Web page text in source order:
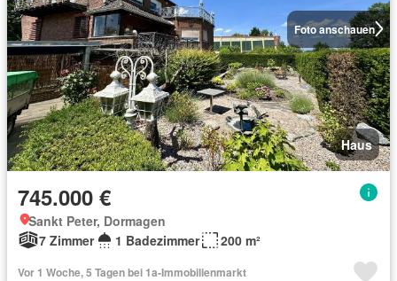
Foto anschauen
Haus
745.000 €
Sankt Peter, Dormagen
7 Zimmer
1 Badezimmer 200 m²
Vor 1 Woche, 5 Tagen bei 1a-Immobilienmarkt